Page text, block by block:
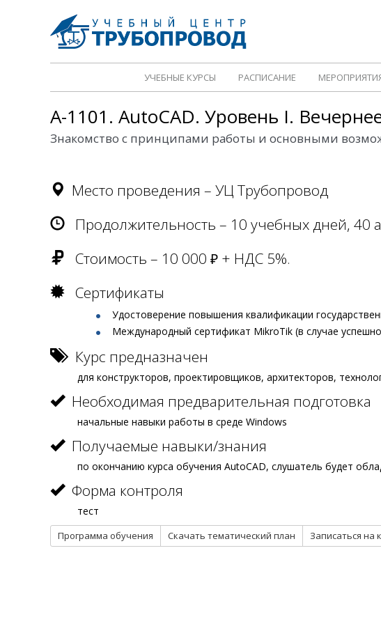
УЧЕБНЫЕ КУРСЫ РАСПИСАНИЕ
A-1101. AutoCAD. Уровень I.
Знакомство с принципами работы и основными
Место проведения – УЦ Трубопровод
Продолжительность – 10 учебных дней, 40
Стоимость – 10 000 ₽ + НДС 5%.
Сертификаты
Удостоверение повышения квалификации
Международный сертификат MikroTik (в случае
Курс предназначен
для конструкторов, проектировщиков, архитекторов,
Необходимая предварительная подготовка
начальные навыки работы в среде Windows
Получаемые навыки/знания
по окончанию курса обучения AutoCAD, слушатель будет
Форма контроля
тест
Программа обучения Скачать тематический план Записаться на